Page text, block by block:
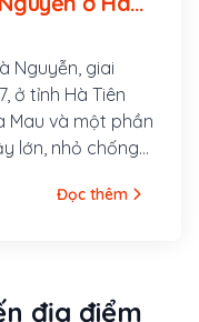
Nguyễn, giai
ở tỉnh Hà Tiên
Mau và một phần
lớn, nhỏ chống
như nhân dân.
Hà Tiên) mới
Đọc thêm
địa điểm